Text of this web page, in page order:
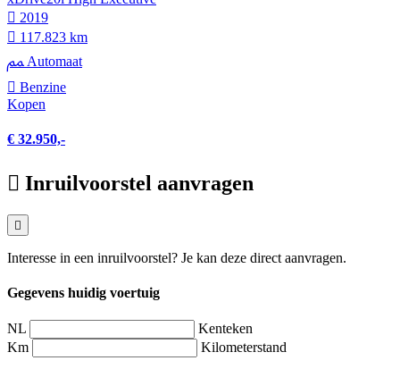
2019
117.823 km
Automaat
Benzine
Kopen
€ 32.950,-
Inruilvoorstel aanvragen
Interesse in een inruilvoorstel? Je kan deze direct aanvragen.
Gegevens huidig voertuig
NL
Kenteken
Km
Kilometerstand